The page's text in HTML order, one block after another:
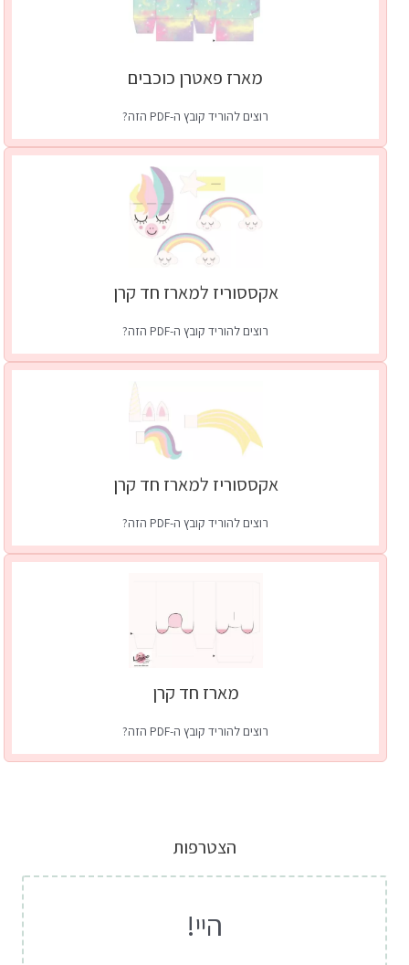
מארז פאטרן כוכבים
רוצים להוריד קובץ ה-PDF הזה?
לקבלת גישה פתוחה לכלל קבצי ה-pdf בעמוד זה
כל מה שצריך לעשות זה להרשם לעדכוני ה-VIP שלי.
קחי אותי לשם| כבר חברים? כניסה
אקססוריז למארז חד קרן
רוצים להוריד קובץ ה-PDF הזה?
לקבלת גישה פתוחה לכלל קבצי ה-pdf בעמוד זה
כל מה שצריך לעשות זה להרשם לעדכוני ה-VIP שלי.
קחי אותי לשם| כבר חברים?
אקססוריז למארז חד קרן
רוצים להוריד קובץ ה-PDF הזה?
לקבלת גישה פתוחה לכלל קבצי ה-pdf בעמוד זה
מארז חד קרן
רוצים להוריד קובץ ה-PDF הזה?
הצטרפות
היי!